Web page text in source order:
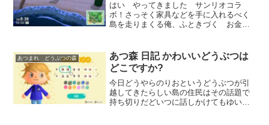
はい やってきました サンリオコラ
ボ！さっそく家具などを手に入れるべく
島を走りまくる俺、ふときづく お金が
ジさんがかぼちゃの苗を売っていたので
全財産つぎ込む５０００ベル...
あつまれ どうぶつの森
あつ森 日記 かわいいどうぶつは
どこですか?
今日どうやらのりおというどうぶつが引
越してきたらしい島の住民はその話題で
持ち切りだどいつに話しかけてもゆいち